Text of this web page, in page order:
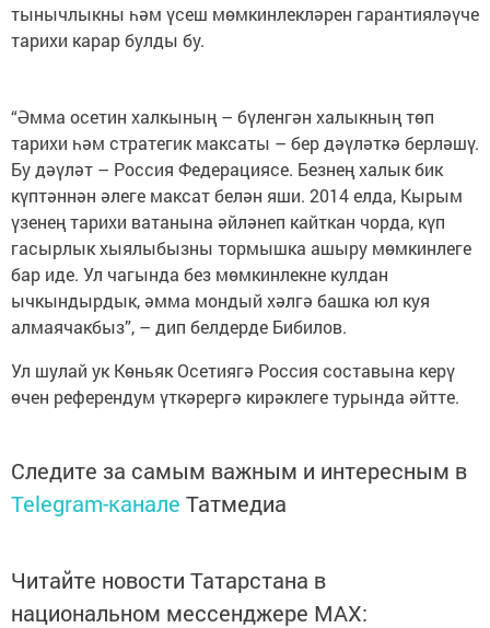
тынычлыкны һәм үсеш мөмкинлекләрен гарантияләүче
тарихи карар булды бу.
“Әмма осетин халкының – бүленгән халыкның төп
тарихи һәм стратегик максаты – бер дәүләткә берләшү.
Бу дәүләт – Россия Федерациясе. Безнең халык бик
күптәннән әлеге максат белән яши. 2014 елда, Кырым
үзенең тарихи ватанына әйләнеп кайткан чорда, күп
гасырлык хыялыбызны тормышка ашыру мөмкинлеге
бар иде. Ул чагында без мөмкинлекне кулдан
ычкындырдык, әмма мондый хәлгә башка юл куя
алмаячакбыз”, – дип белдерде Бибилов.
Ул шулай ук Көньяк Осетиягә Россия составына керү
өчен референдум үткәрергә кирәклеге турында әйтте.
Следите за самым важным и интересным в
Telegram-канале Татмедиа
Читайте новости Татарстана в
национальном мессенджере MАХ: